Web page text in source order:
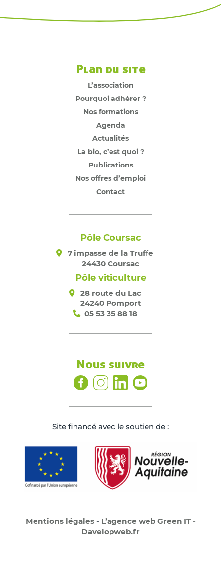
Plan du site
L’association
Pourquoi adhérer ?
Nos formations
Agenda
Actualités
La bio, c’est quoi ?
Publications
Nos offres d’emploi
Contact
Pôle Coursac
7 impasse de la Truffe
24430 Coursac
Pôle viticulture
28 route du Lac
24240 Pomport
05 53 35 88 18
Nous suivre
Site ﬁnancé avec le soutien de :
Mentions légales- L’agence web Green IT -
Davelopweb.fr